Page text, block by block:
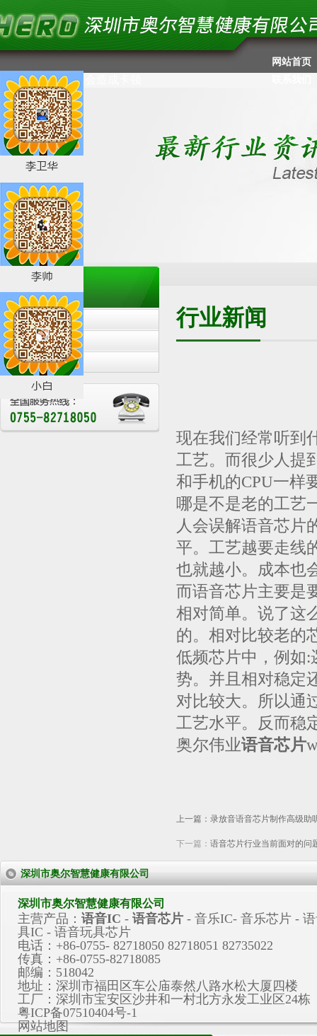
网站首页
//失效没有用了，会造成卡顿
新闻中心
News
公司新闻
行业新闻
展会活动
行业新闻
现在我们经常听到
工艺。而很少人提
和手机的CPU一样
哪是不是老的工艺
人会误解语音芯片
平。工艺越要走线
也就越小。成本也
而语音芯片主要是
相对简单。说了这
的。相对比较老的
低频芯片中，例如
势。并且相对稳定
对比较大。所以通
工艺水平。反而稳
奥尔伟业语音芯片
上一篇： 录放音语音芯片制作高级助
下一篇： 语音芯片行业当前面对的问
深圳市奥尔智慧健康有限公司
深圳市奥尔智慧健康有限公司
主营产品： 语音IC - 语音芯片 - 音乐IC- 音乐芯片 -
具IC - 语音玩具芯片
电话：+86-0755- 82718050 82718051 82735022
传真：+86-0755-82718085
邮编：518042
地址：深圳市福田区车公庙泰然八路水松大厦四楼
工厂：深圳市宝安区沙井和一村北方永发工业区24栋
粤ICP备07510404号-1
网站地图